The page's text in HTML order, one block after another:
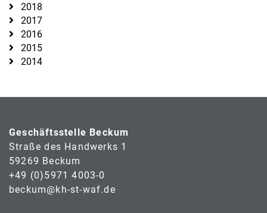
2018
2017
2016
2015
2014
Geschäftsstelle Beckum
Straße des Handwerks 1
59269 Beckum
+49 (0)5971 4003-0
beckum@kh-st-waf.de